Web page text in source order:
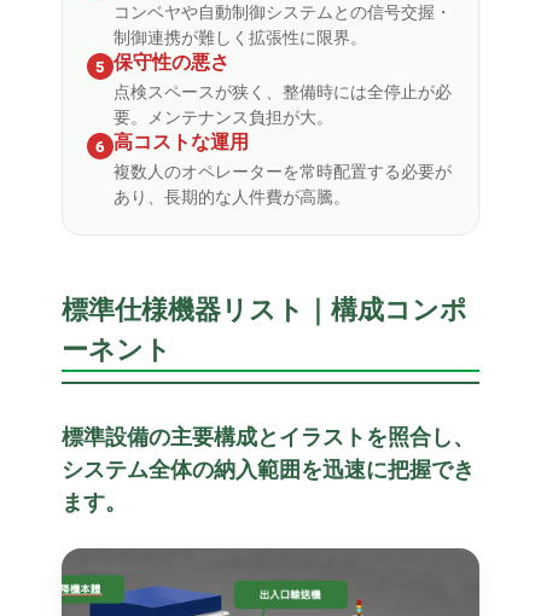
コンベヤや自動制御システムとの信号交握・
制御連携が難しく拡張性に限界。
5 保守性の悪さ
点検スペースが狭く、整備時には全停止が必
要。メンテナンス負担が大。
6 高コストな運用
複数人のオペレーターを常時配置する必要が
あり、長期的な人件費が高騰。
標準仕様機器リスト｜構成コンポ
ーネント
標準設備の主要構成とイラストを照合し、
システム全体の納入範囲を迅速に把握でき
ます。